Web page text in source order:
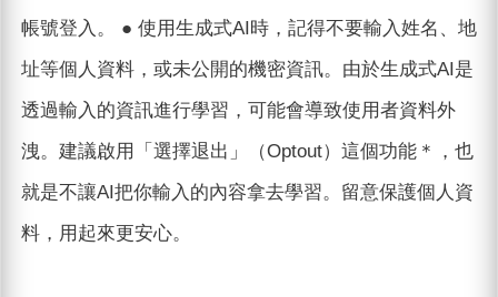
帳號登入。 ● 使用生成式AI時，記得不要輸入姓名、地
址等個人資料，或未公開的機密資訊。由於生成式AI是
透過輸入的資訊進行學習，可能會導致使用者資料外
洩。建議啟用「選擇退出」（Optout）這個功能＊，也
就是不讓AI把你輸入的內容拿去學習。留意保護個人資
料，用起來更安心。